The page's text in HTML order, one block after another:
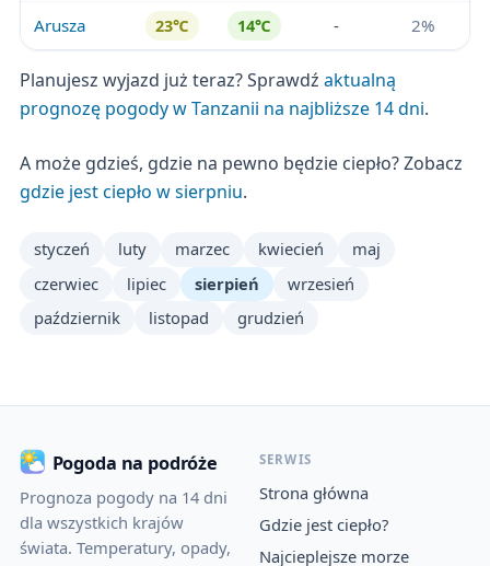
Arusza 23℃ 14℃ - 2%
Planujesz wyjazd już teraz? Sprawdź aktualną
prognozę pogody w Tanzanii na najbliższe 14 dni.
A może gdzieś, gdzie na pewno będzie ciepło? Zobacz
gdzie jest ciepło w sierpniu.
styczeń luty marzec kwiecień
maj
czerwiec
lipiec sierpień
wrzesień
październik
listopad grudzień
Pogoda na podróże
Prognoza pogody na 14 dni
dla wszystkich krajów
świata. Temperatury, opady,
SERWIS
Strona główna
Gdzie jest ciepło?
Najcieplejsze morze